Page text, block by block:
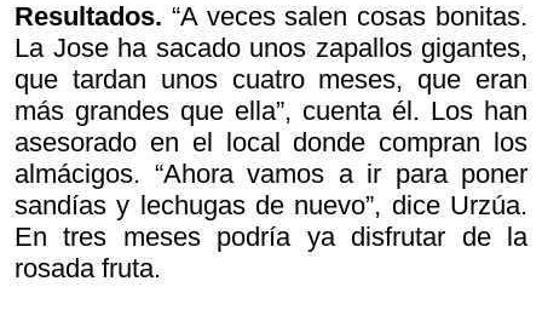
Resultados. “A veces salen cosas bonitas.
La Jose ha sacado unos zapallos gigantes,
que tardan unos cuatro meses, que eran
más grandes que ella”, cuenta él. Los han
asesorado en el local donde compran los
almácigos. “Ahora vamos a ir para poner
sandías y lechugas de nuevo”, dice Urzúa.
En tres meses podría ya disfrutar de la
rosada fruta.